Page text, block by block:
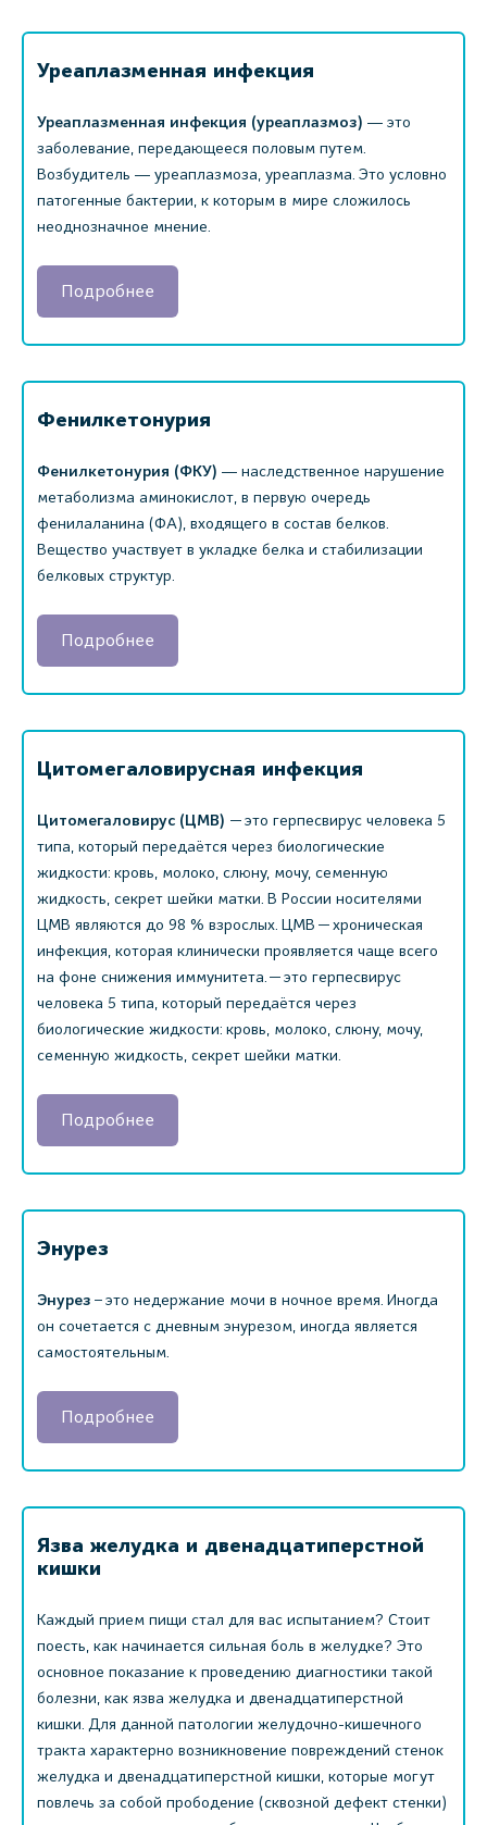
Уреаплазменная инфекция
Уреаплазменная инфекция (уреаплазмоз) ― это
заболевание, передающееся половым путем.
Возбудитель ― уреаплазмоза, уреаплазма. Это условно
патогенные бактерии, к которым в мире сложилось
неоднозначное мнение.
Подробнее
Фенилкетонурия
Фенилкетонурия (ФКУ) ― наследственное нарушение
метаболизма аминокислот, в первую очередь
фенилаланина (ФА), входящего в состав белков.
Вещество участвует в укладке белка и стабилизации
белковых структур.
Подробнее
Цитомегаловирусная инфекция
Цитомегаловирус (ЦМВ) — это герпесвирус человека 5
типа, который передаётся через биологические
жидкости: кровь, молоко, слюну, мочу, семенную
жидкость, секрет шейки матки. В России носителями
ЦМВ являются до 98 % взрослых. ЦМВ — хроническая
инфекция, которая клинически проявляется чаще всего
на фоне снижения иммунитета. — это герпесвирус
человека 5 типа, который передаётся через
биологические жидкости: кровь, молоко, слюну, мочу,
семенную жидкость, секрет шейки матки.
Подробнее
Энурез
Энурез – это недержание мочи в ночное время. Иногда
он сочетается с дневным энурезом, иногда является
самостоятельным.
Подробнее
Язва желудка и двенадцатиперстной
кишки
Каждый прием пищи стал для вас испытанием? Стоит
поесть, как начинается сильная боль в желудке? Это
основное показание к проведению диагностики такой
болезни, как язва желудка и двенадцатиперстной
кишки. Для данной патологии желудочно-кишечного
тракта характерно возникновение повреждений стенок
желудка и двенадцатиперстной кишки, которые могут
повлечь за собой прободение (сквозной дефект стенки)